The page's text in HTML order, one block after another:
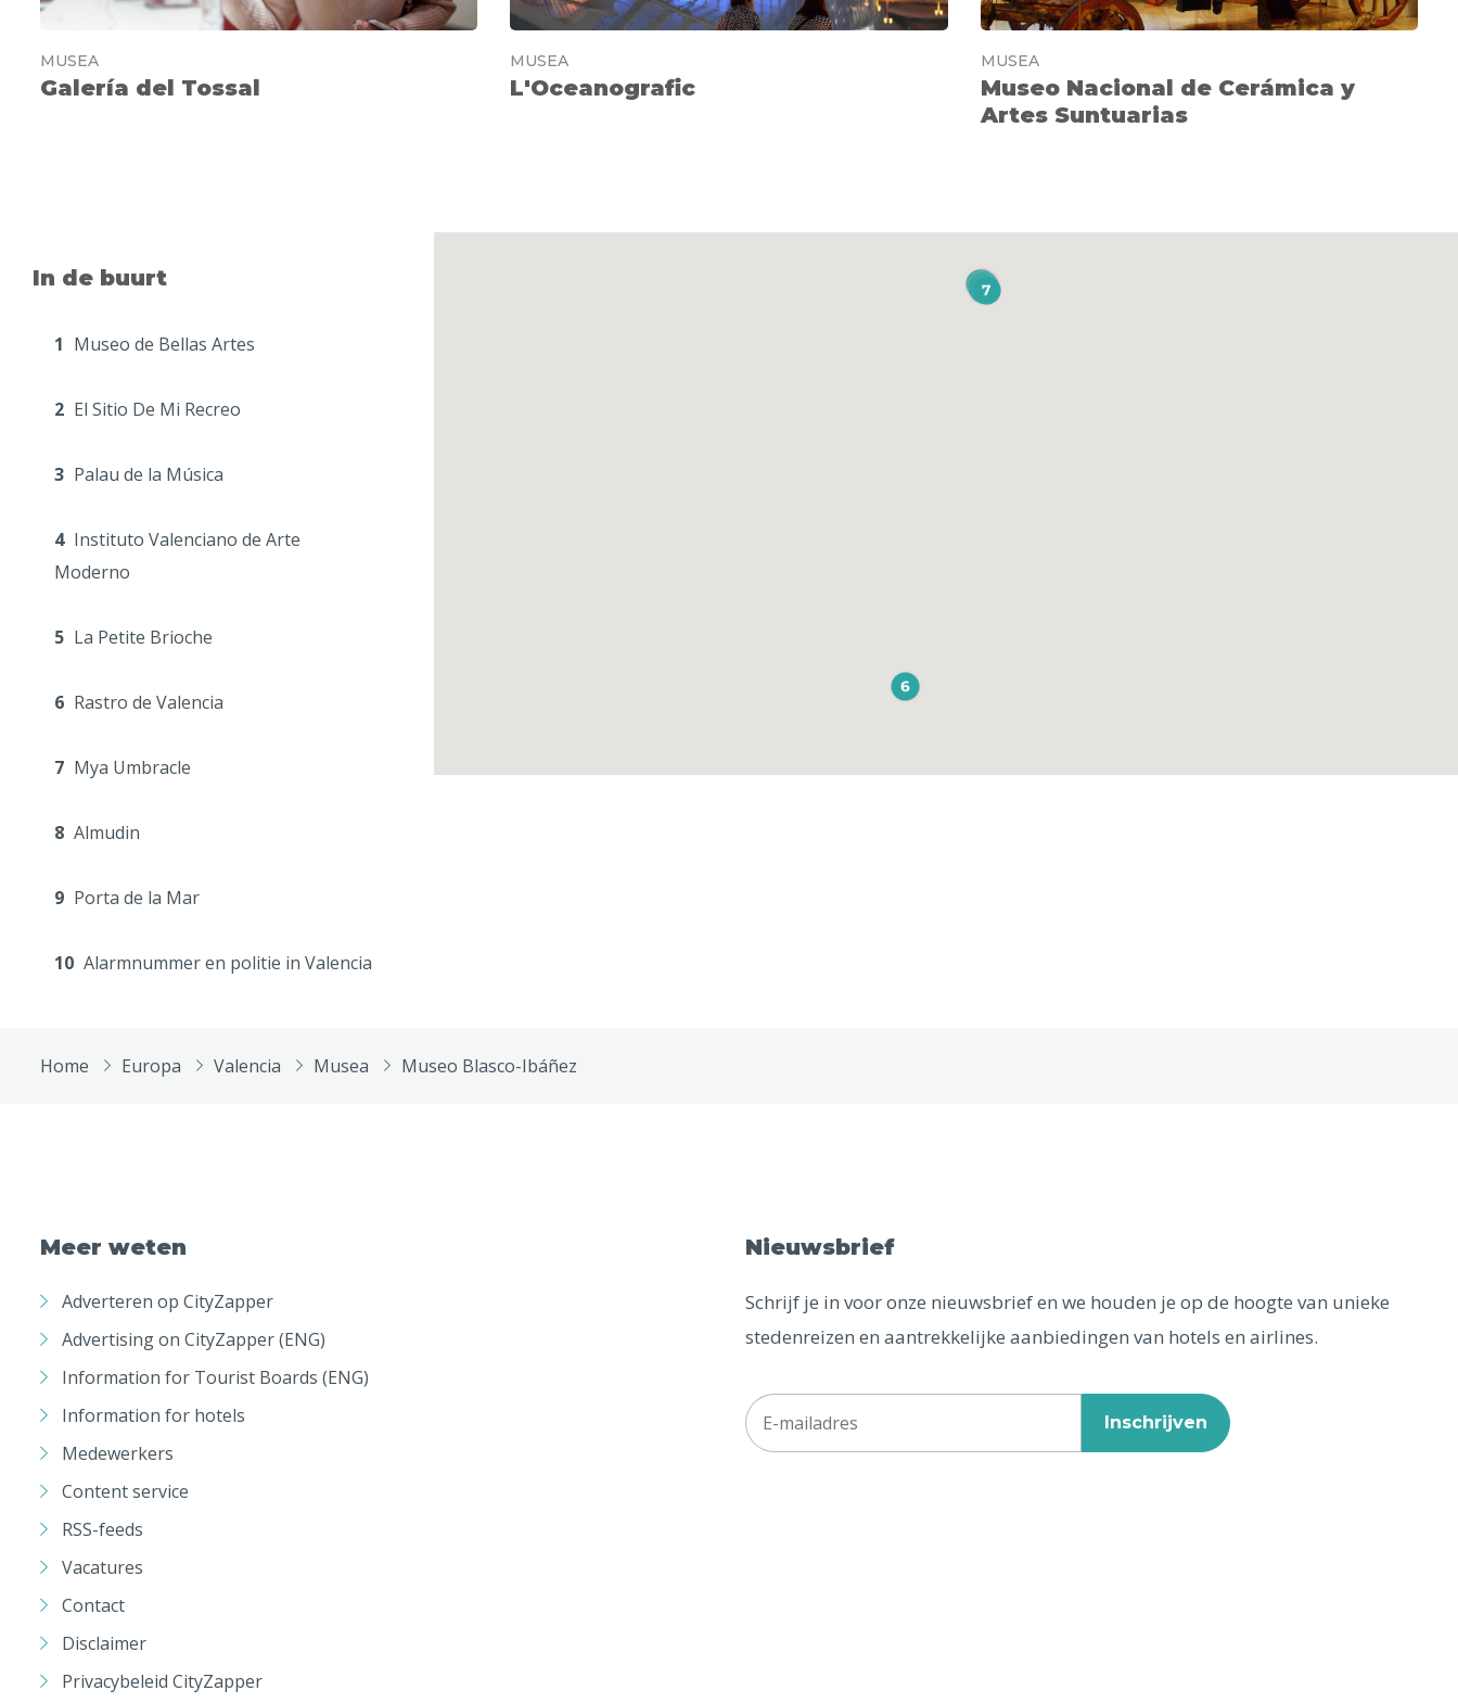
MUSEA
Galería del Tossal
MUSEA
L'Oceanografic
MUSEA
Museo Nacional de Cerámica y
Artes Suntuarias
In de buurt
1 Museo de Bellas Artes
2 El Sitio De Mi Recreo
3 Palau de la Música
4 Instituto Valenciano de Arte
Moderno
5 La Petite Brioche
6 Rastro de Valencia
7 Mya Umbracle
8 Almudin
9 Porta de la Mar
10 Alarmnummer en politie in Valencia
Home Europa Valencia Musea Museo Blasco-Ibáñez
Meer weten
Adverteren op CityZapper
Advertising on CityZapper (ENG)
Information for Tourist Boards (ENG)
Information for hotels
Medewerkers
Content service
RSS-feeds
Vacatures
Contact
Disclaimer
Privacybeleid CityZapper
Nieuwsbrief
Schrijf je in voor onze nieuwsbrief en we houden je op de hoogte van unieke
stedenreizen en aantrekkelijke aanbiedingen van hotels en airlines.
Inschrijven